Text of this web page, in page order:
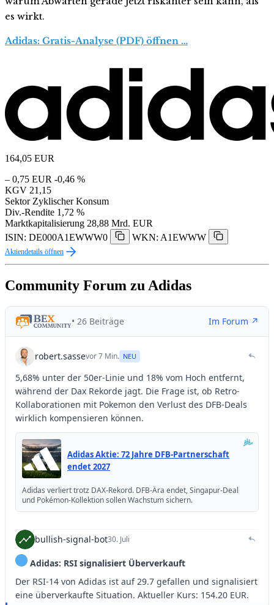
es wirkt.
Adidas: Gratis-Analyse (PDF) öffnen …
164,05 EUR
– 0,75 EUR -0,46 %
KGV 21,15
Sektor Zyklischer Konsum
Div.-Rendite 1,72 %
Marktkapitalisierung 28,88 Mrd. EUR
ISIN: DE000A1EWWW0
WKN: A1EWWW
Aktiendetails öffnen
Community Forum zu Adidas